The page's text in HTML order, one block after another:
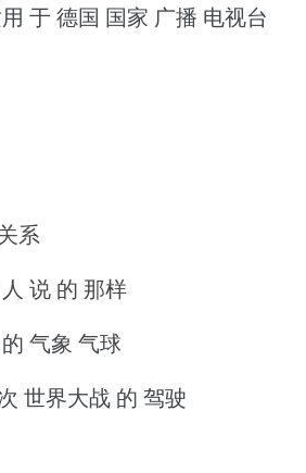
于 德国 国家 广播 电视台
系
说 的 那样
气象 气球
世界大战 的 驾驶